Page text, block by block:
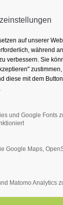
mit
SÄLZER AM
INFO)
auf unserer
während
verbessern. Sie
diese mit dem Button
und Google Fonts
Google Maps,
Matomo Analytics